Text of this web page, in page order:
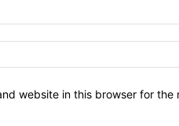
website in this browser for the